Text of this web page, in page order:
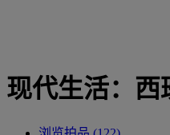
现代生活：西